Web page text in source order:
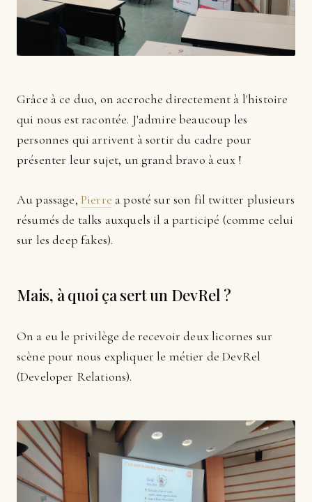
Grâce à ce duo, on accroche directement à l'histoire
qui nous est racontée. J'admire beaucoup les
personnes qui arrivent à sortir du cadre pour
présenter leur sujet, un grand bravo à eux !
Au passage, Pierre a posté sur son fil twitter plusieurs
résumés de talks auxquels il a participé (comme celui
sur les deep fakes).
Mais, à quoi ça sert un DevRel ?
On a eu le privilège de recevoir deux licornes sur
scène pour nous expliquer le métier de DevRel
(Developer Relations).